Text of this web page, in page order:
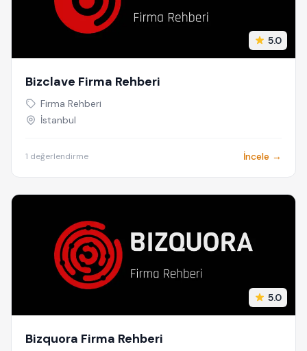
5.0
Bizclave Firma Rehberi
Firma Rehberi
İstanbul
1 değerlendirme İncele →
5.0
Bizquora Firma Rehberi